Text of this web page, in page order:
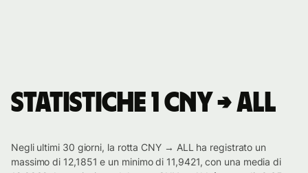
Statistiche 1 CNY → ALL
Negli ultimi 30 giorni, la rotta CNY → ALL ha registrato un
massimo di 12,1851 e un minimo di 11,9421, con una media di